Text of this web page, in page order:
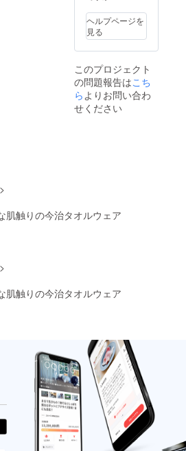
ヘルプページを
見る
このプロジェクト
の問題報告はこち
ら よりお問い合わ
せください
>
肌触りの今治タオルウェア
>
肌触りの今治タオルウェア